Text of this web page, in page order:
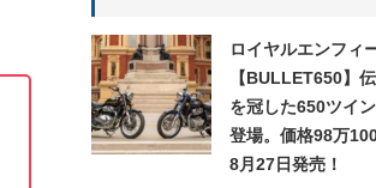
ロイヤルエンフィ
【BULLET650】
を冠した650ツイ
登場。価格98万100
8月27日発売！